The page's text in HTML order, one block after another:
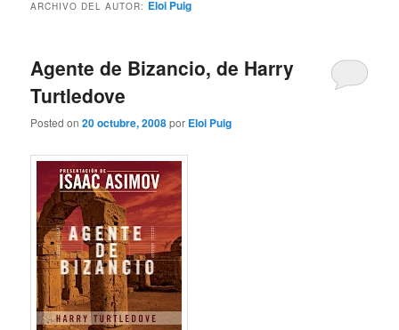
ARCHIVO DEL AUTOR: Eloi Puig
Agente de Bizancio, de Harry
Turtledove
Posted on20 octubre, 2008por Eloi Puig